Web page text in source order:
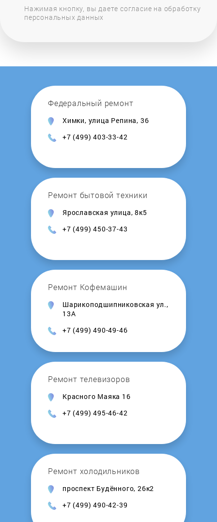
Genius
GMP
Gold Eagle
Gorenje
HIBERG
Hitt
Hoffman
Homestar
Hoover
Hotpoint-Ariston
Hottek
Нажимая кнопку, вы даете согласие на обработку
персональных данных
Федеральный ремонт
Химки, улица Репина, 36
+7 (499) 403-33-42
Ремонт бытовой техники
Ярославская улица, 8к5
+7 (499) 450-37-43
Ремонт Кофемашин
Шарикоподшипниковская ул.,
13А
+7 (499) 490-49-46
Ремонт телевизоров
Красного Маяка 16
+7 (499) 495-46-42
Ремонт холодильников
проспект Будённого, 26к2
+7 (499) 490-42-39